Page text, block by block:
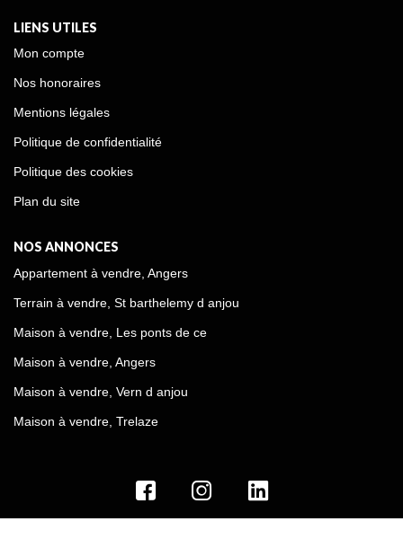
LIENS UTILES
Mon compte
Nos honoraires
Mentions légales
Politique de confidentialité
Politique des cookies
Plan du site
NOS ANNONCES
Appartement à vendre, Angers
Terrain à vendre, St barthelemy d anjou
Maison à vendre, Les ponts de ce
Maison à vendre, Angers
Maison à vendre, Vern d anjou
Maison à vendre, Trelaze